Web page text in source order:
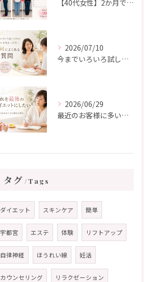
【40代女性】2か月で10kg減！「このままではいけない」と決意した耳つぼダイエット成功事例
2026/07/10
今までいろいろ試してもうまくいかなかった方から、初回によくいただくご質問
2026/06/29
最近のお客様に多い「これを最後のダイエットにしたい」という想い
タグ Tags
ダイエット スキンケア 簡単
宇都宮 エステ 体験 リフトアップ
自律神経 ほうれい線 妊活
カウンセリング リラクゼーション